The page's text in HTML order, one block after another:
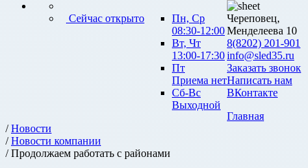
Сейчас открыто
Пн, Ср
08:30-12:00
Вт, Чт
13:00-17:30
Пт
Приема нет
Сб-Вс
Выходной
Череповец,
Менделеева 10
8(8202) 201-901
info@sled35.ru
Заказать звонок
Написать нам
ВКонтакте
Главная
/Новости
/Новости компании
/ Продолжаем работать с районами